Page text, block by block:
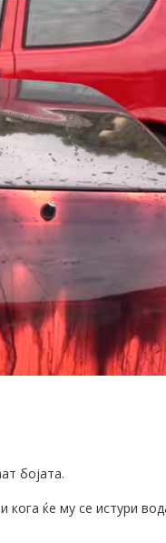
бојата.
кога ќе му се истури